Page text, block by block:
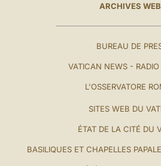
ARCHIVES WEB
BUREAU DE
VATICAN NEWS -
L'OSSERVATORE
SITES WEB DU
ÉTAT DE LA CITÉ DU
BASILIQUES ET CHAPELLES